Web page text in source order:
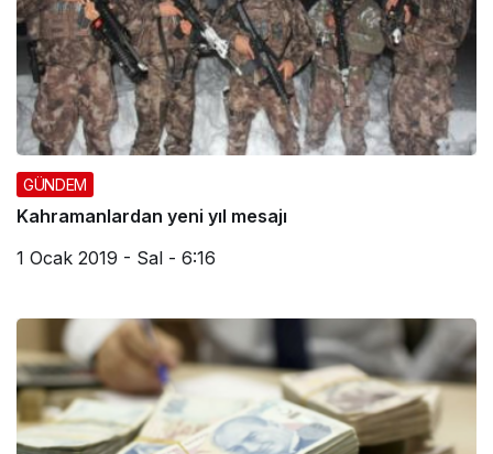
GÜNDEM
Kahramanlardan yeni yıl mesajı
1 Ocak 2019 - Sal - 6:16